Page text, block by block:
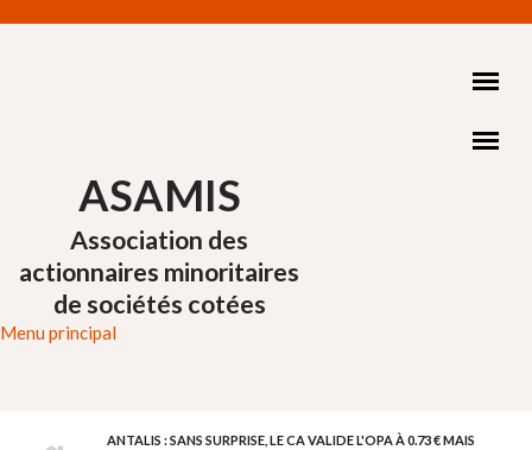
ASAMIS
Association des
actionnaires minoritaires
de sociétés cotées
Menu principal
ANTALIS : SANS SURPRISE, LE CA VALIDE L'OPA À 0.73 € MAIS